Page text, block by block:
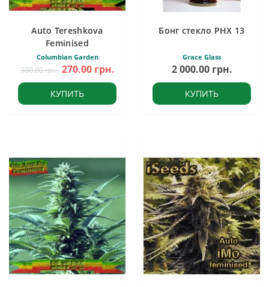
Auto Tereshkova
Feminised
Columbian Garden
300.00 грн. 270.00 грн.
КУПИТЬ
Бонг стекло PHX 13
Grace Glass
2 000.00 грн.
КУПИТЬ